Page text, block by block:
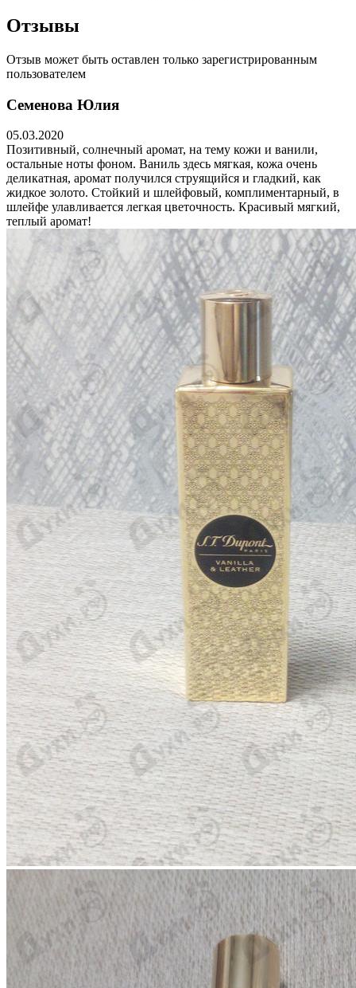
Отзывы
Отзыв может быть оставлен только зарегистрированным
пользователем
Семенова Юлия
05.03.2020
Позитивный, солнечный аромат, на тему кожи и ванили,
остальные ноты фоном. Ваниль здесь мягкая, кожа очень
деликатная, аромат получился струящийся и гладкий, как
жидкое золото. Стойкий и шлейфовый, комплиментарный, в
шлейфе улавливается легкая цветочность. Красивый мягкий,
теплый аромат!